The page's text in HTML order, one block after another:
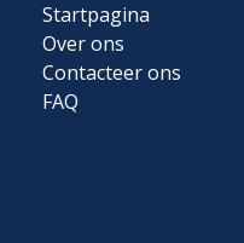
Startpagina
Over ons
Contacteer ons
FAQ